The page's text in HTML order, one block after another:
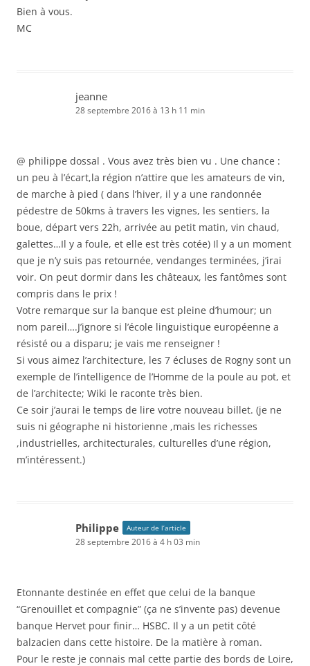
Bien à vous.
MC
jeanne
28 septembre 2016 à 13 h 11 min
@ philippe dossal . Vous avez très bien vu . Une chance :
un peu à l’écart,la région n’attire que les amateurs de vin,
de marche à pied ( dans l’hiver, il y a une randonnée
pédestre de 50kms à travers les vignes, les sentiers, la
boue, départ vers 22h, arrivée au petit matin, vin chaud,
galettes…Il y a foule, et elle est très cotée) Il y a un moment
que je n’y suis pas retournée, vendanges terminées, j’irai
voir. On peut dormir dans les châteaux, les fantômes sont
compris dans le prix !
Votre remarque sur la banque est pleine d’humour; un
nom pareil….J’ignore si l’école linguistique européenne a
résisté ou a disparu; je vais me renseigner !
Si vous aimez l’architecture, les 7 écluses de Rogny sont un
exemple de l’intelligence de l’Homme de la poule au pot, et
de l’architecte; Wiki le raconte très bien.
Ce soir j’aurai le temps de lire votre nouveau billet. (je ne
suis ni géographe ni historienne ,mais les richesses
,industrielles, architecturales, culturelles d’une région,
m’intéressent.)
Philippe Auteur de l’article
28 septembre 2016 à 4 h 03 min
Etonnante destinée en effet que celui de la banque
“Grenouillet et compagnie” (ça ne s’invente pas) devenue
banque Hervet pour finir… HSBC. Il y a un petit côté
balzacien dans cette histoire. De la matière à roman.
Pour le reste je connais mal cette partie des bords de Loire,